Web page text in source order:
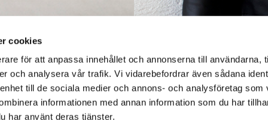
cookies
för att anpassa innehållet och annonserna till användarna,
och analysera vår trafik. Vi vidarebefordrar även sådana
till de sociala medier och annons- och analysföretag som
informationen med annan information som du har
har använt deras tjänster.